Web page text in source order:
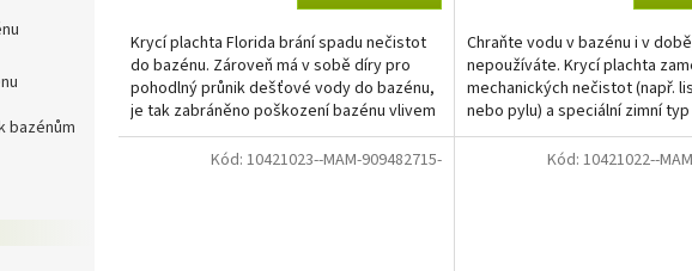
bazénům
Krycí plachta Florida brání spadu nečistot
do bazénu. Zároveň má v sobě díry pro
pohodlný průnik dešťové vody do bazénu,
je tak zabráněno poškození bazénu vlivem
tíhy napršené...
Chraňte vodu v bazénu i v
nepoužíváte. Krycí plachta
mechanických nečistot (např.
nebo pylu) a speciální zimní
díky zesílené...
Kód: 10421023--MAM-909482715- Kód: 10421022--